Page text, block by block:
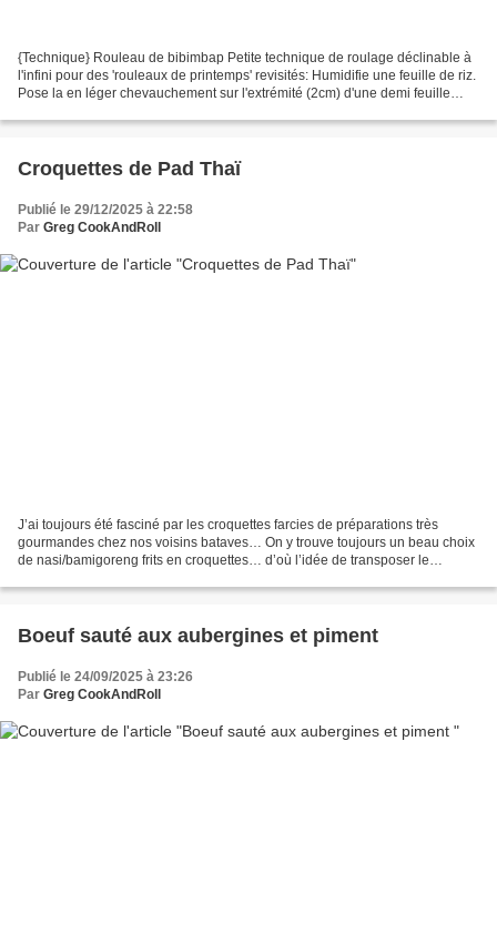
{Technique} Rouleau de bibimbap Petite technique de roulage déclinable à
l'infini pour des 'rouleaux de printemps' revisités: Humidifie une feuille de riz.
Pose la en léger chevauchement sur l'extrémité (2cm) d'une demi feuille
Croquettes de Pad Thaï
Publié le 29/12/2025 à 22:58
Par Greg CookAndRoll
J’ai toujours été fasciné par les croquettes farcies de préparations très
gourmandes chez nos voisins bataves… On y trouve toujours un beau choix
de nasi/bamigoreng frits en croquettes… d’où l’idée de transposer le
Boeuf sauté aux aubergines et piment
Publié le 24/09/2025 à 23:26
Par Greg CookAndRoll